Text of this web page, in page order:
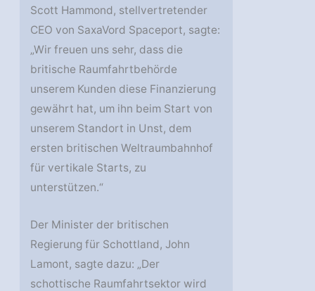
Scott Hammond, stellvertretender
CEO von SaxaVord Spaceport, sagte:
„Wir freuen uns sehr, dass die
britische Raumfahrtbehörde
unserem Kunden diese Finanzierung
gewährt hat, um ihn beim Start von
unserem Standort in Unst, dem
ersten britischen Weltraumbahnhof
für vertikale Starts, zu
unterstützen.“
Der Minister der britischen
Regierung für Schottland, John
Lamont, sagte dazu: „Der
schottische Raumfahrtsektor wird